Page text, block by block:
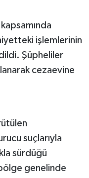
işlemlerinin
Şüpheliler
cezaevine
suçlarıyla
sürdüğü
genelinde